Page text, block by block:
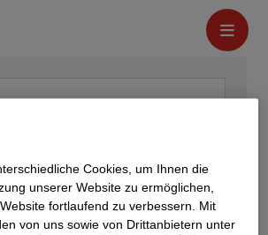
Cookies, um Ihnen die
unserer Website zu ermöglichen,
fortlaufend zu verbessern. Mit
von uns sowie von Drittanbietern unter